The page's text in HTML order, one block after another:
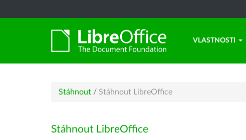
VLASTNOSTI
Stáhnout / Stáhnout LibreOffice
Stáhnout LibreOffice